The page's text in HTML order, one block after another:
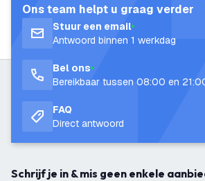
Ons team helpt u graag verder
Stuur een email
Antwoord binnen 1 werkdag
Bel ons
Bereikbaar tussen 08:00 en
FAQ
Direct antwoord
Schrijf je in & mis geen enkele